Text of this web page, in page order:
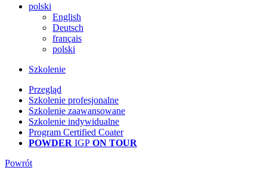
polski
English
Deutsch
français
polski
Szkolenie
Przegląd
Szkolenie profesjonalne
Szkolenie zaawansowane
Szkolenie indywidualne
Program Certified Coater
POWDER IGP ON TOUR
Powrót